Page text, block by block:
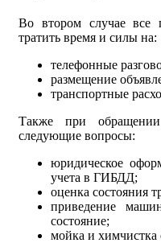
Во втором случае
тратить время и силы на:
телефонные
размещение
транспортные
Также при
следующие вопросы:
юридическое
учета в ГИБДД;
оценка состояния
приведение
состояние;
мойка и химчистка